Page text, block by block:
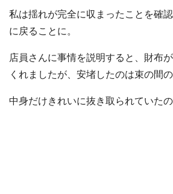
私は揺れが完全に収まったことを確
に戻ることに。
店員さんに事情を説明すると、財布
くれましたが、安堵したのは束の間の
中身だけきれいに抜き取られていたの